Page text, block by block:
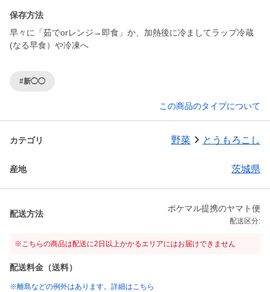
保存方法
早々に「茹でorレンジ→即食」か、加熱後に冷ましてラップ冷蔵
(なる早食）や冷凍へ
#新◯◯
この商品のタイプについて
カテゴリ 野菜 とうもろこし
産地 茨城県
配送方法
ポケマル提携のヤマト便
配送区分:
※こちらの商品は配送に2日以上かかるエリアにはお届けできません
配送料金（送料）
※離島などの例外はあります。詳細はこちら